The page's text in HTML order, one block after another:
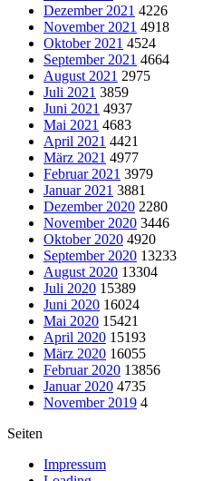
Dezember 2021 4226
November 2021 4918
Oktober 2021 4524
September 2021 4664
August 2021 2975
Juli 2021 3859
Juni 2021 4937
Mai 2021 4683
April 2021 4421
März 2021 4977
Februar 2021 3979
Januar 2021 3881
Dezember 2020 2280
November 2020 3446
Oktober 2020 4920
September 2020 13233
August 2020 13304
Juli 2020 15389
Juni 2020 16024
Mai 2020 15421
April 2020 15193
März 2020 16055
Februar 2020 13856
Januar 2020 4735
November 2019 4
Seiten
Impressum